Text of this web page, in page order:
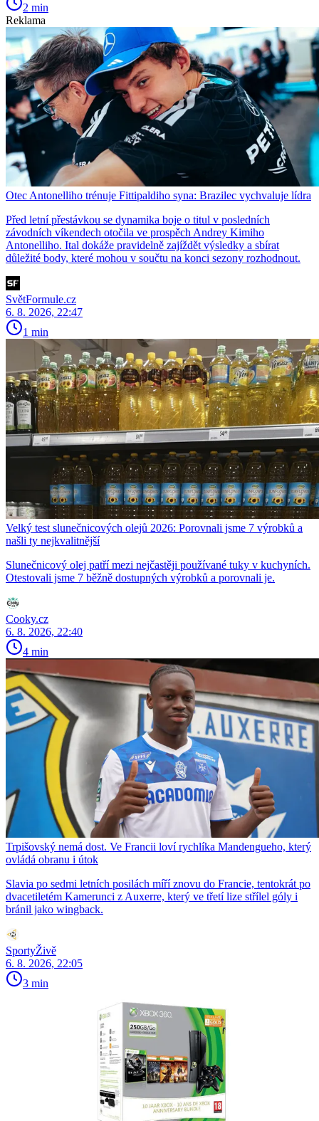
2 min
Reklama
Otec Antonelliho trénuje Fittipaldiho syna: Brazilec vychvaluje lídra
Před letní přestávkou se dynamika boje o titul v posledních
závodních víkendech otočila ve prospěch Andrey Kimiho
Antonelliho. Ital dokáže pravidelně zajíždět výsledky a sbírat
důležité body, které mohou v součtu na konci sezony rozhodnout.
SvětFormule.cz
6. 8. 2026, 22:47
1 min
Velký test slunečnicových olejů 2026: Porovnali jsme 7 výrobků a
našli ty nejkvalitnější
Slunečnicový olej patří mezi nejčastěji používané tuky v kuchyních.
Otestovali jsme 7 běžně dostupných výrobků a porovnali je.
Cooky.cz
6. 8. 2026, 22:40
4 min
Trpišovský nemá dost. Ve Francii loví rychlíka Mandengueho, který
ovládá obranu i útok
Slavia po sedmi letních posilách míří znovu do Francie, tentokrát po
dvacetiletém Kamerunci z Auxerre, který ve třetí lize střílel góly i
bránil jako wingback.
SportyŽivě
6. 8. 2026, 22:05
3 min